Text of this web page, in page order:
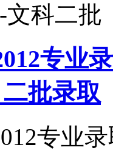
文科二批
专业
批录取
专业